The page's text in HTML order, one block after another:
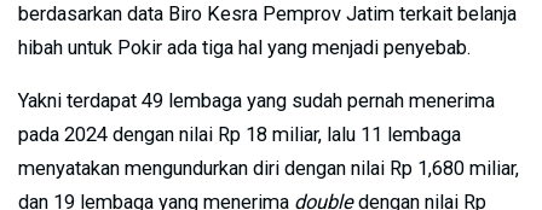
berdasarkan data Biro Kesra Pemprov Jatim terkait belanja
hibah untuk Pokir ada tiga hal yang menjadi penyebab.
Yakni terdapat 49 lembaga yang sudah pernah menerima
pada 2024 dengan nilai Rp 18 miliar, lalu 11 lembaga
menyatakan mengundurkan diri dengan nilai Rp 1,680 miliar,
dan 19 lembaga yang menerima doubledengan nilai Rp